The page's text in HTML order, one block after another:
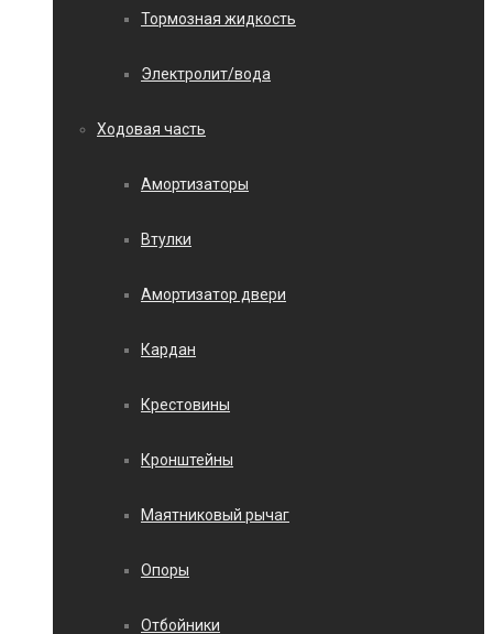
Тормозная жидкость
Электролит/вода
Ходовая часть
Амортизаторы
Втулки
Амортизатор двери
Кардан
Крестовины
Кронштейны
Маятниковый рычаг
Опоры
Отбойники